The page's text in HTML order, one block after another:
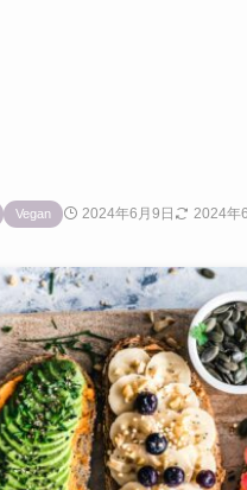
Vegan 2024年6月9日 2024年